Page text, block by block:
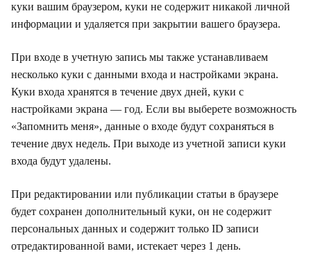
куки вашим браузером, куки не содержит никакой личной
информации и удаляется при закрытии вашего браузера.
При входе в учетную запись мы также устанавливаем
несколько куки с данными входа и настройками экрана.
Куки входа хранятся в течение двух дней, куки с
настройками экрана — год. Если вы выберете возможность
«Запомнить меня», данные о входе будут сохраняться в
течение двух недель. При выходе из учетной записи куки
входа будут удалены.
При редактировании или публикации статьи в браузере
будет сохранен дополнительный куки, он не содержит
персональных данных и содержит только ID записи
отредактированной вами, истекает через 1 день.